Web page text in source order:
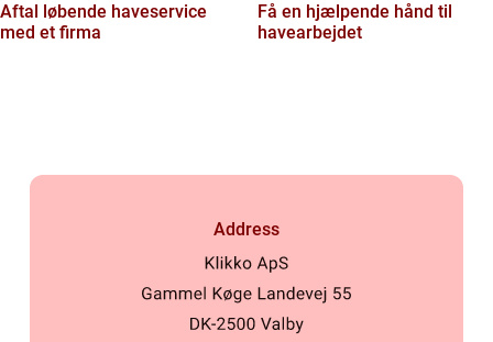
Aftal løbende haveservice
med et firma
Få en hjælpende hånd til
havearbejdet
Address